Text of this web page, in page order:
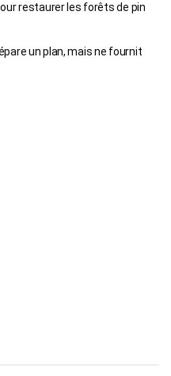
restaurer les forêts de pin
un plan, mais ne fournit